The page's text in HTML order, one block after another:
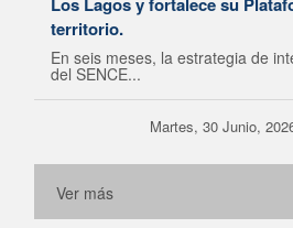
territorio.
En seis meses, la estrategia de
del SENCE...
Martes, 30 Junio,
Ver más